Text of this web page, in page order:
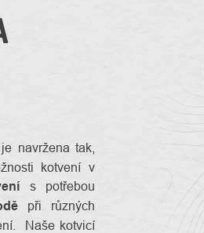
navržena tak,
kotvení v
s potřebou
při různých
Naše kotvicí